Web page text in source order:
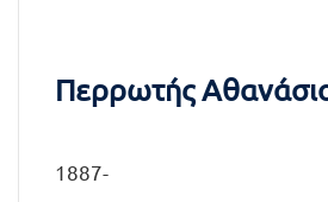
Περρωτής
1887-